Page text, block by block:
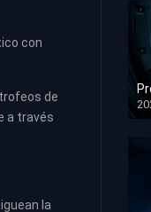
con
de
a través
la
HD